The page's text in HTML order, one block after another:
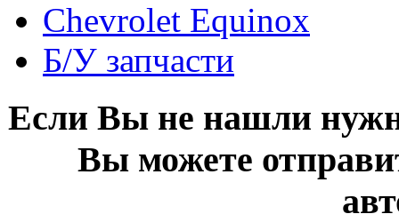
Chevrolet Equinox
Б/У запчасти
Если Вы не нашли
Вы можете